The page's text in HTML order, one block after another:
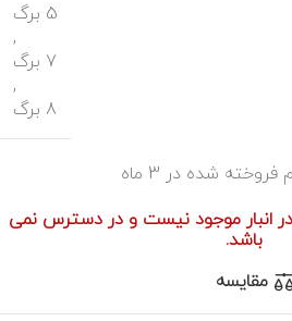
5 برگ
,
7 برگ
,
8 برگ
فروخته شده در 3 ماه
انبار موجود نیست و در دسترس نمی
باشد.
مقایسه